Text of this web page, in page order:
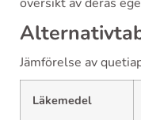
Jämförelse av
Läkemedel